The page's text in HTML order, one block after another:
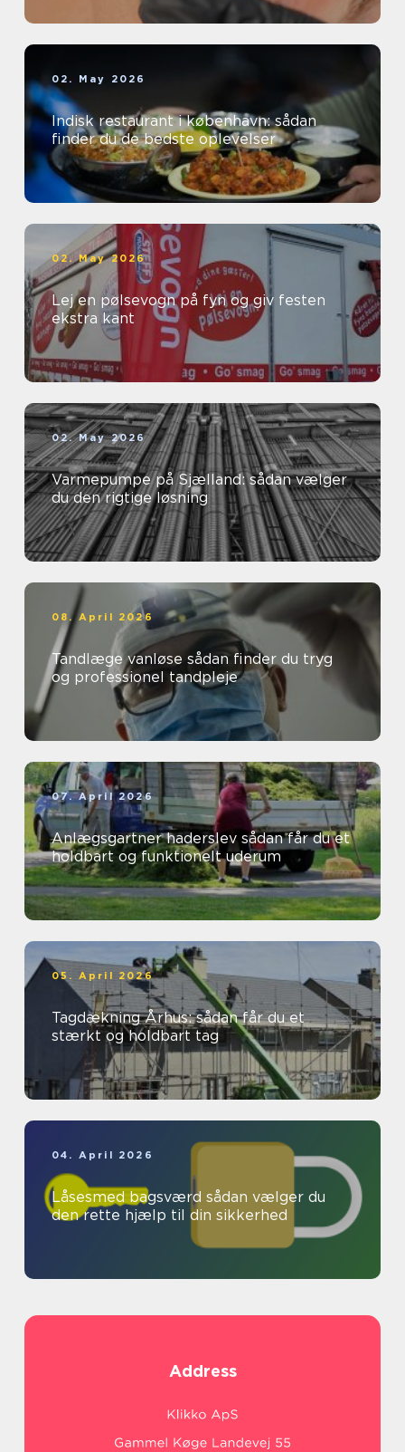
02. May 2026
Indisk restaurant i københavn: sådan
finder du de bedste oplevelser
02. May 2026
Lej en pølsevogn på fyn og giv festen
ekstra kant
02. May 2026
Varmepumpe på Sjælland: sådan vælger
du den rigtige løsning
08. April 2026
Tandlæge vanløse sådan finder du tryg
og professionel tandpleje
07. April 2026
Anlægsgartner haderslev sådan får du et
holdbart og funktionelt uderum
05. April 2026
Tagdækning Århus: sådan får du et
stærkt og holdbart tag
04. April 2026
Låsesmed bagsværd sådan vælger du
den rette hjælp til din sikkerhed
Address